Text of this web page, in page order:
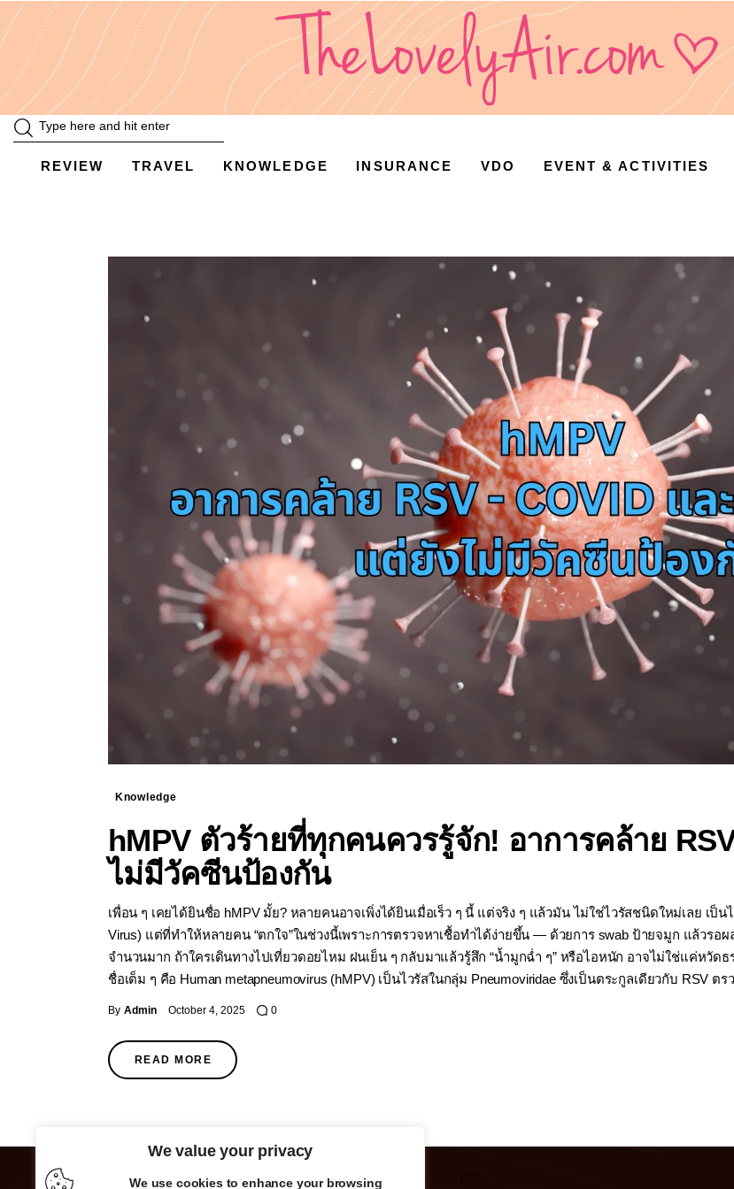
We value your privacy
We use cookies to enhance your browsing
REVIEW TRAVEL KNOWLEDGE INSURANCE VDO EVENT & ACTIVITIES
Review
Travel
Knowledge
Knowledge
hMPV ตัวร้ายที่ทุกคนควรรู้จัก! อาการคล้าย
ไม่มีวัคซีนป้องกัน
เพื่อน ๆ เคยได้ยินชื่อ hMPV มั้ย? หลายคนอาจเพิ่งได้ยินเมื่อเร็ว ๆ นี้ แต่จริง ๆ แล้วมัน ไม่ใช่ไวรัสชนิดใหม่เลย เป็น
Virus) แต่ที่ทำให้หลายคน “ตกใจ”ในช่วงนี้เพราะการตรวจหาเชื้อทำได้ง่ายขึ้น — ด้วยการ swab ป้ายจมูก แล้วรอ
จำนวนมาก ถ้าใครเดินทางไปเที่ยวดอยไหม ฝนเย็น ๆ กลับมาแล้วรู้สึก “น้ำมูกฉ่ำ ๆ” หรือไอหนัก อาจไม่ใช่แค่หวัด
ชื่อเต็ม ๆ คือ Human metapneumovirus (hMPV) เป็นไวรัสในกลุ่ม Pneumoviridae ซึ่งเป็นตระกูลเดียวกับ RSV
By Admin October 4, 2025 0
READ MORE